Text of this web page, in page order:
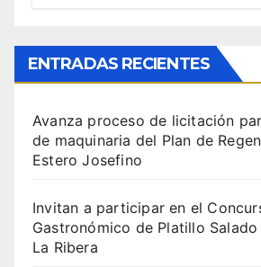
ENTRADAS RECIENTES
Avanza proceso de licitación
de maquinaria del Plan de
Estero Josefino
Invitan a participar en el
Gastronómico de Platillo
La Ribera